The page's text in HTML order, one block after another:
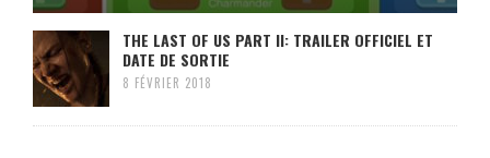
THE LAST OF US PART II: TRAILER OFFICIEL ET
DATE DE SORTIE
8 FÉVRIER 2018